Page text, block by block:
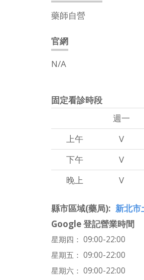
藥師自營
官網
N/A
固定看診時段
週一
上午
V
下午
V
晚上
V
縣市區域(藥局)
新北市
Google 登記營業時間
星期四： 09:00-22:00
星期五： 09:00-22:00
星期六： 09:00-22:00